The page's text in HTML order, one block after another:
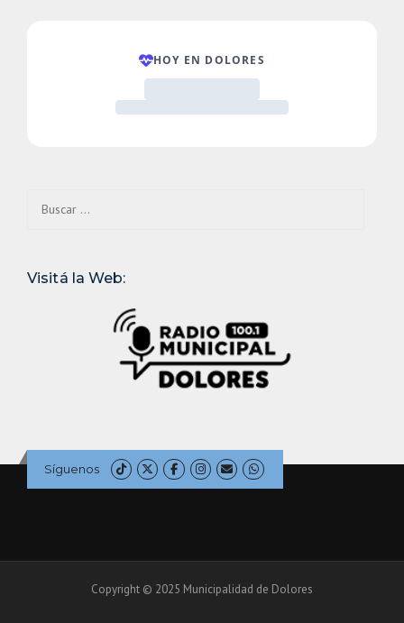
Visitá la Web:
Síguenos
Copyright © 2025 Municipalidad de Dolores